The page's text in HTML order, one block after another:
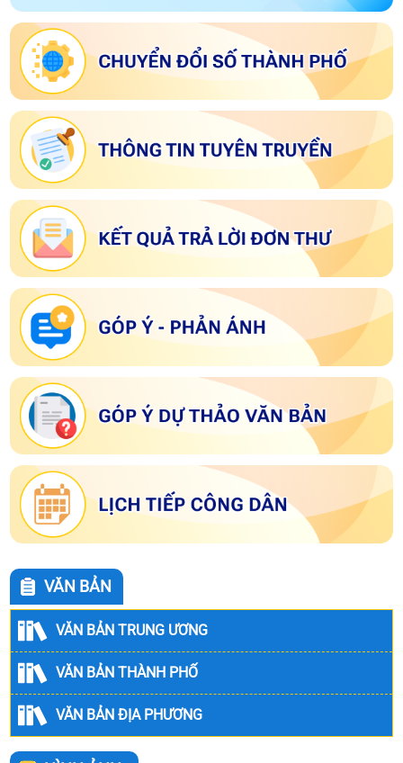
VĂN BẢN
VĂN BẢN TRUNG ƯƠNG
VĂN BẢN THÀNH PHỐ
VĂN BẢN ĐỊA PHƯƠNG